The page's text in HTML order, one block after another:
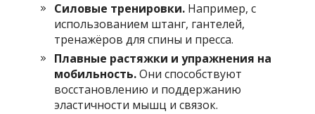
Силовые тренировки. Например, с
использованием штанг, гантелей,
тренажёров для спины и пресса.
Плавные растяжки и упражнения на
мобильность.Они способствуют
восстановлению и поддержанию
эластичности мышц и связок.